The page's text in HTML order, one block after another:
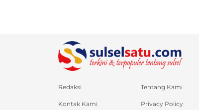
Redaksi Tentang Kami
Kontak Kami Privacy Policy